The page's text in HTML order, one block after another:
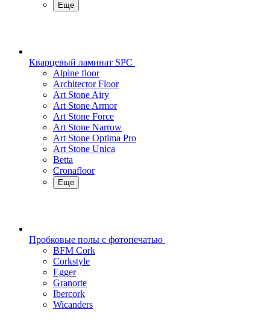
Еще
Кварцевый ламинат SPC
Alpine floor
Architector Floor
Art Stone Airy
Art Stone Armor
Art Stone Force
Art Stone Narrow
Art Stone Optima Pro
Art Stone Unica
Betta
Cronafloor
Еще
Пробковые полы с фотопечатью
BFM Cork
Corkstyle
Egger
Granorte
Ibercork
Wicanders